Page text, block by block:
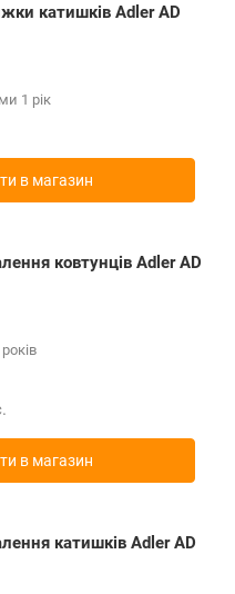
катишків Adler AD
1 рік
в магазин
ковтунців Adler AD
в магазин
катишків Adler AD